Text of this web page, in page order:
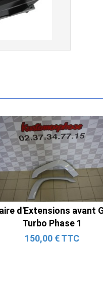
4 Sorties
Mustang
pour
et
d'Extensions avant
Turbo Phase 1
150,00 € TTC